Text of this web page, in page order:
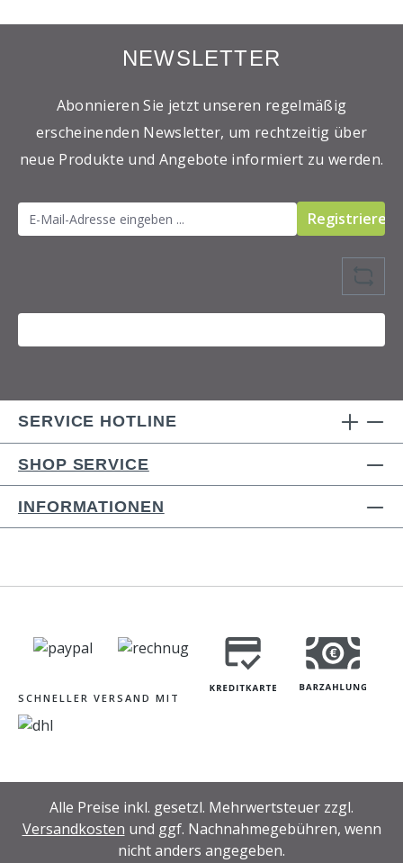
NEWSLETTER
Abonnieren Sie jetzt unseren regelmäßig
erscheinenden Newsletter, um rechtzeitig über
neue Produkte und Angebote informiert zu werden.
Registrieren
SERVICE HOTLINE
SHOP SERVICE
INFORMATIONEN
SCHNELLER VERSAND MIT
Alle Preise inkl. gesetzl. Mehrwertsteuer zzgl.
Versandkosten und ggf. Nachnahmegebühren, wenn
nicht anders angegeben.